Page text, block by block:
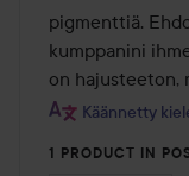
pigmenttiä.
kumppanini
on hajusteeton,
Käännetty
1 PRODUCT IN